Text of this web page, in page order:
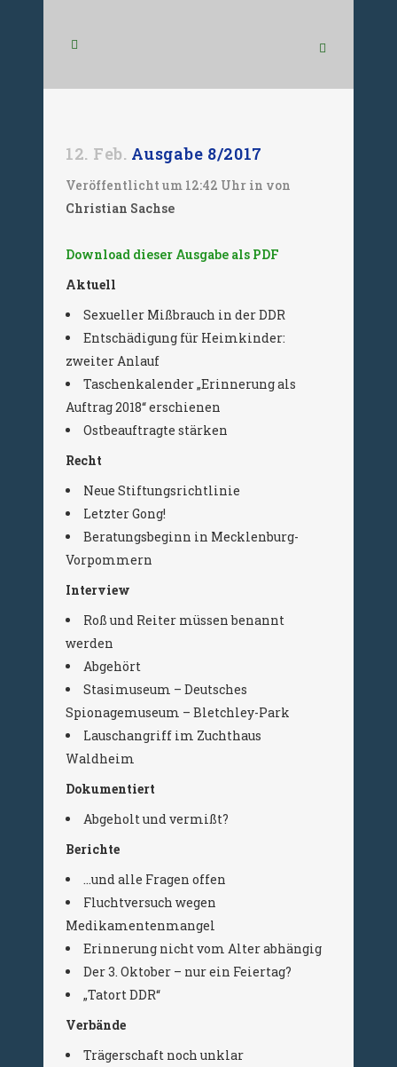
12. Feb. Ausgabe 8/2017
Veröffentlicht um 12:42 Uhr in von
Christian Sachse
Download dieser Ausgabe als PDF
Aktuell
Sexueller Mißbrauch in der DDR
Entschädigung für Heimkinder:
zweiter Anlauf
Taschenkalender „Erinnerung als
Auftrag 2018“ erschienen
Ostbeauftragte stärken
Recht
Neue Stiftungsrichtlinie
Letzter Gong!
Beratungsbeginn in Mecklenburg-
Vorpommern
Interview
Roß und Reiter müssen benannt
werden
Abgehört
Stasimuseum – Deutsches
Spionagemuseum – Bletchley-Park
Lauschangriff im Zuchthaus
Waldheim
Dokumentiert
Abgeholt und vermißt?
Berichte
…und alle Fragen offen
Fluchtversuch wegen
Medikamentenmangel
Erinnerung nicht vom Alter abhängig
Der 3. Oktober – nur ein Feiertag?
„Tatort DDR“
Verbände
Trägerschaft noch unklar